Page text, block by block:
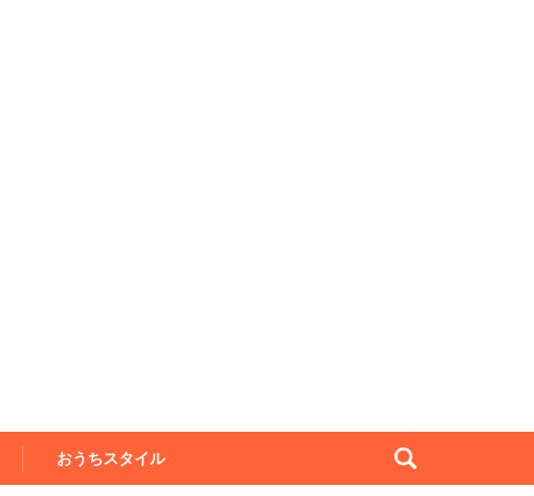
おうちスタイル